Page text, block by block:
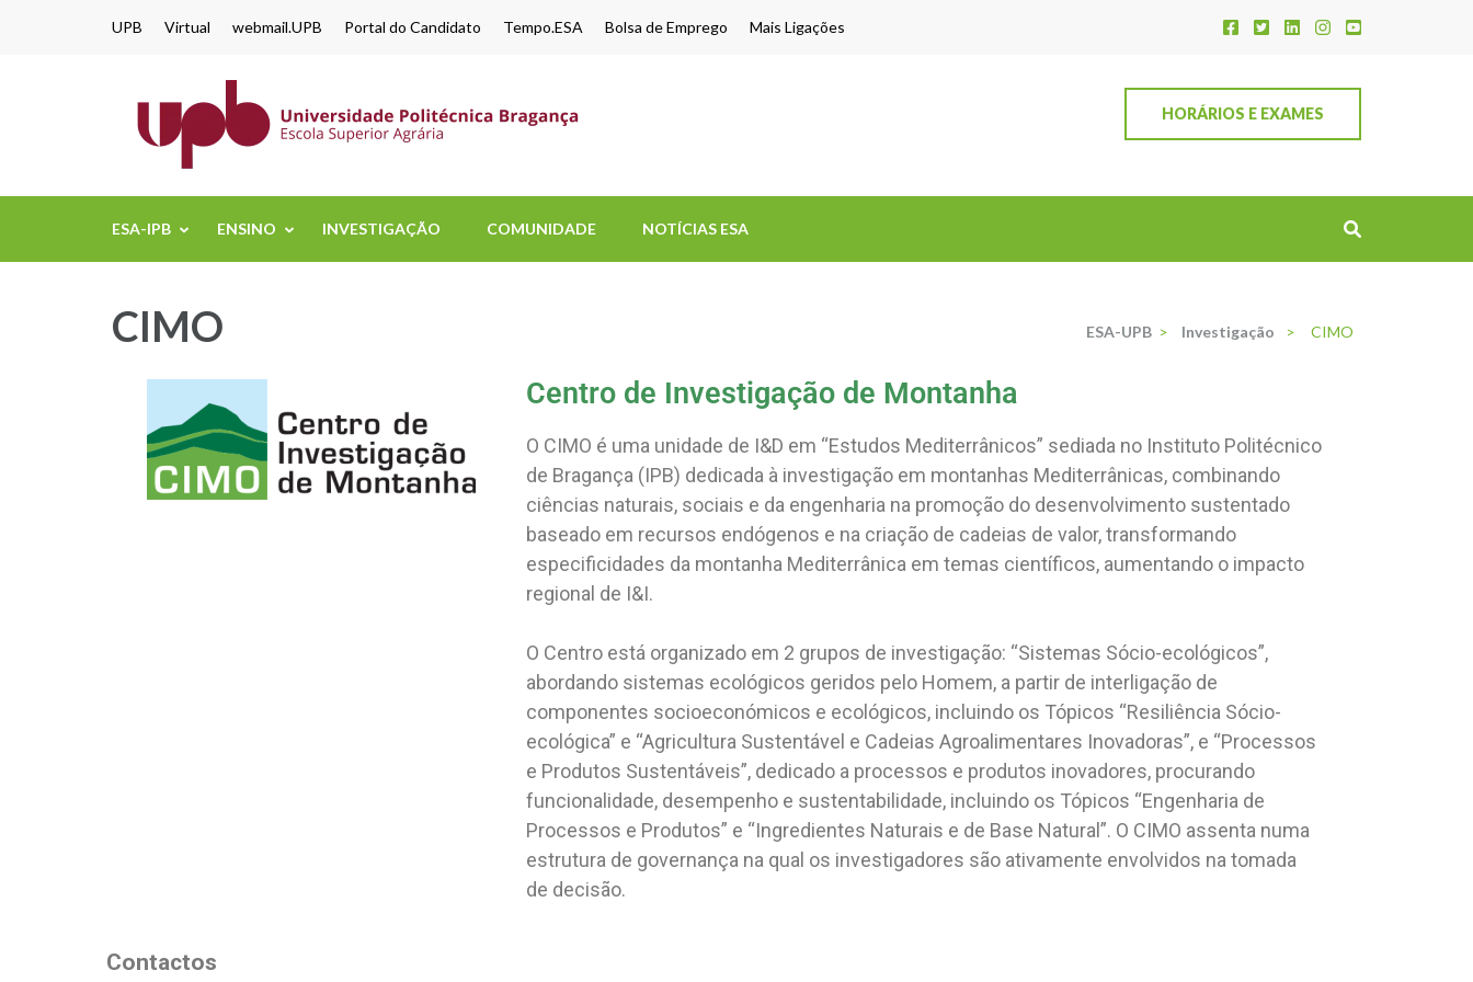
UPB Virtual webmail.UPB Portal do Candidato Tempo.ESA Bolsa de Emprego Mais Ligações
HORÁRIOS E EXAMES
ESA-IPB ENSINO INVESTIGAÇÃO COMUNIDADE NOTÍCIAS ESA
CIMO ESA-UPB > Investigação > CIMO
Centro de Investigação de Montanha
O CIMO é uma unidade de I&D em “Estudos Mediterrânicos” sediada no Instituto Politécnico
de Bragança (IPB) dedicada à investigação em montanhas Mediterrânicas, combinando
ciências naturais, sociais e da engenharia na promoção do desenvolvimento sustentado
baseado em recursos endógenos e na criação de cadeias de valor, transformando
especificidades da montanha Mediterrânica em temas científicos, aumentando o impacto
regional de I&I.
O Centro está organizado em 2 grupos de investigação: “Sistemas Sócio-ecológicos”,
abordando sistemas ecológicos geridos pelo Homem, a partir de interligação de
componentes socioeconómicos e ecológicos, incluindo os Tópicos “Resiliência Sócio-
ecológica” e “Agricultura Sustentável e Cadeias Agroalimentares Inovadoras”, e “Processos
e Produtos Sustentáveis”, dedicado a processos e produtos inovadores, procurando
funcionalidade, desempenho e sustentabilidade, incluindo os Tópicos “Engenharia de
Processos e Produtos” e “Ingredientes Naturais e de Base Natural”. O CIMO assenta numa
estrutura de governança na qual os investigadores são ativamente envolvidos na tomada
de decisão.
Contactos